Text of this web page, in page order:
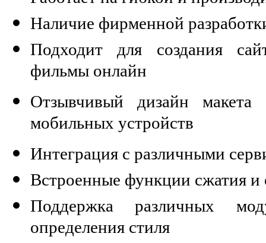
Наличие фирменной
Подходит для создания
фильмы онлайн
Отзывчивый дизайн
мобильных устройств
Интеграция с различными
Встроенные функции сжатия и
Поддержка различных
определения стиля